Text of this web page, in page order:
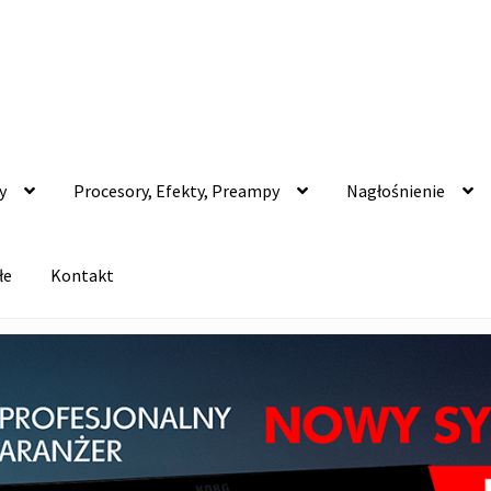
Procesory, Efekty, Preampy Nagłośnienie
Kontakt